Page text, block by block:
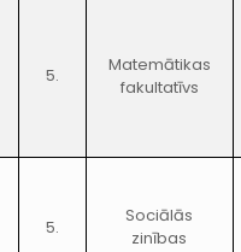
5.
Matemātikas
fakultatīvs
5.
Sociālās
zinības